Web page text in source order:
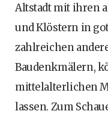
Altstadt mit ihren
und Klöstern in
zahlreichen
Baudenkmälern,
mittelalterlichen
lassen. Zum